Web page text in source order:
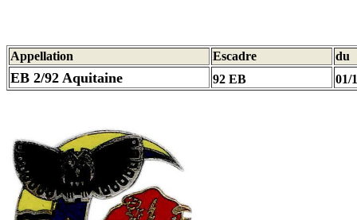
Appellation Escadre du
EB 2/92 Aquitaine 92 EB 01/